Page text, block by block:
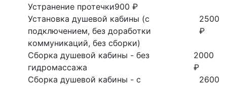
Устранение протечки900 ₽
Установка душевой кабины (с
подключением, без доработки
коммуникаций, без сборки)
2500
₽
Сборка душевой кабины - без
гидромассажа
2000
₽
Сборка душевой кабины - с
2600